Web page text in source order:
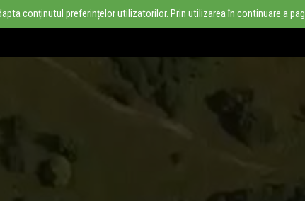
conținutul preferințelor utilizatorilor. Prin utilizarea în continuare a